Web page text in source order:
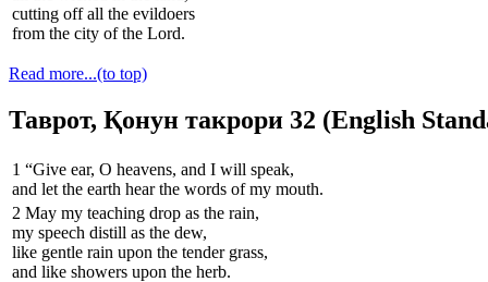
cutting off all the evildoers
from the city of the Lord.
Read more...(to top)
Таврот, Қонун такрори 32 (English
1 “Give ear, O heavens, and I will speak,
and let the earth hear the words of my mouth.
2 May my teaching drop as the rain,
my speech distill as the dew,
like gentle rain upon the tender grass,
and like showers upon the herb.